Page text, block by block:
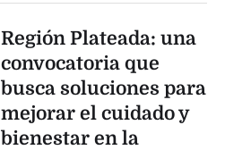
Región Plateada: una
convocatoria que
busca soluciones para
mejorar el cuidado y
bienestar en la